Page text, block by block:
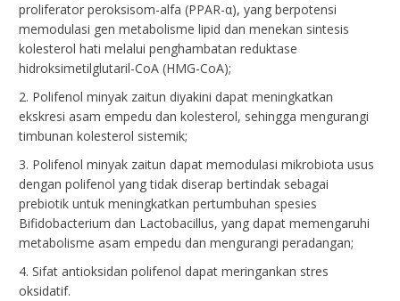
proliferator peroksisom-alfa (PPAR-α), yang berpotensi
memodulasi gen metabolisme lipid dan menekan sintesis
kolesterol hati melalui penghambatan reduktase
hidroksimetilglutaril-CoA (HMG-CoA);
Polifenol minyak zaitun diyakini dapat meningkatkan
ekskresi asam empedu dan kolesterol, sehingga mengurangi
timbunan kolesterol sistemik;
Polifenol minyak zaitun dapat memodulasi mikrobiota usus
dengan polifenol yang tidak diserap bertindak sebagai
prebiotik untuk meningkatkan pertumbuhan spesies
Bifidobacterium dan Lactobacillus, yang dapat memengaruhi
metabolisme asam empedu dan mengurangi peradangan;
Sifat antioksidan polifenol dapat meringankan stres
oksidatif.